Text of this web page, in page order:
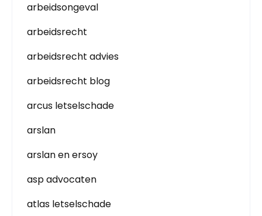
arbeidsongeval
arbeidsrecht
arbeidsrecht advies
arbeidsrecht blog
arcus letselschade
arslan
arslan en ersoy
asp advocaten
atlas letselschade